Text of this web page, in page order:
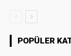
POPÜLER